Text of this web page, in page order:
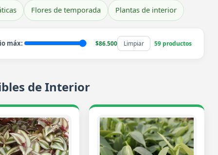
Flores de temporada Plantas de interior
máx: $86.500 Limpiar 59 productos
de Interior